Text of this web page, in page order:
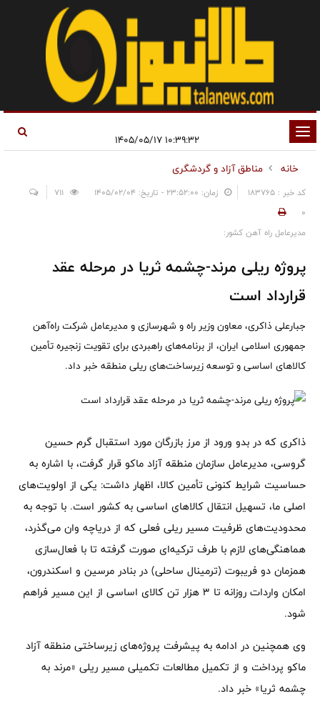
تغییر
وضعیت
ناوبری
۱۰:۳۹:۳۲ ۱۴۰۵/۰۵/۱۷
خانه
مناطق آزاد و گردشگری
کد خبر : 183765 زمان: ۲۳:۵۲:۰۰ - تاریخ: ۱۴۰۵/۰۲/۰۴
0
مدیرعامل راه آهن کشور:
پروژه ریلی مرند-چشمه ثریا در مرحله عقد
قرارداد است
جبارعلی ذاکری، معاون وزیر راه و شهرسازی و مدیرعامل شرکت راه‌آهن
جمهوری اسلامی ایران، از برنامه‌های راهبردی برای تقویت زنجیره تأمین
کالاهای اساسی و توسعه زیرساخت‌های ریلی منطقه خبر داد.
ذاکری که در بدو ورود از مرز بازرگان مورد استقبال گرم حسین
گروسی، مدیرعامل سازمان منطقه آزاد ماکو قرار گرفت، با اشاره به
حساسیت شرایط کنونی تأمین کالا، اظهار داشت: یکی از اولویت‌های
اصلی ما، تسهیل انتقال کالاهای اساسی به کشور است. با توجه به
محدودیت‌های ظرفیت مسیر ریلی فعلی که از دریاچه وان می‌گذرد،
هماهنگی‌های لازم با طرف ترکیه‌ای صورت گرفته تا با فعال‌سازی
همزمان دو فریبوت (ترمینال ساحلی) در بنادر مرسین و اسکندرون،
امکان واردات روزانه تا ۳ هزار تن کالای اساسی از این مسیر فراهم
شود.
وی همچنین در ادامه به پیشرفت پروژه‌های زیرساختی منطقه آزاد
ماکو پرداخت و از تکمیل مطالعات تکمیلی مسیر ریلی «مرند به
چشمه ثریا» خبر داد.